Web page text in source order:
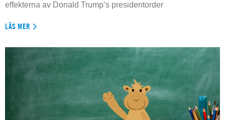
effekterna av Donald Trump’s presidentorder
LÄS MER